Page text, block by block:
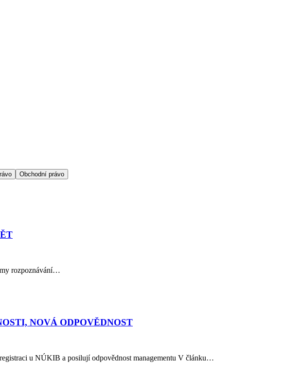
Obchodní právo
rozpoznávání…
NOVÁ ODPOVĚDNOST
u NÚKIB a posilují odpovědnost managementu V článku…